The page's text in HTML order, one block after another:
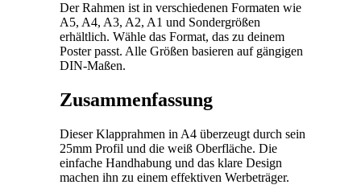
Der Rahmen ist in verschiedenen Formaten wie
A5, A4, A3, A2, A1 und Sondergrößen
erhältlich. Wähle das Format, das zu deinem
Poster passt. Alle Größen basieren auf gängigen
DIN-Maßen.
Zusammenfassung
Dieser Klapprahmen in A4 überzeugt durch sein
25mm Profil und die weiß Oberfläche. Die
einfache Handhabung und das klare Design
machen ihn zu einem effektiven Werbeträger.